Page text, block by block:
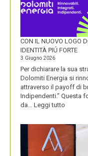
CON IL NUOVO LOGO
IDENTITÀ PIÚ FORTE
3 Giugno 2026
Per dichiarare la sua
Dolomiti Energia si
attraverso il payoff di
Indipendenti.” Questa
da… Leggi tutto
IL
NUOVO
LOGO